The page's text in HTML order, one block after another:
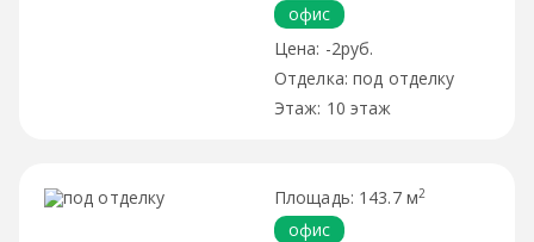
офис
-2руб.
под отделку
10 этаж
143.7 м2
офис